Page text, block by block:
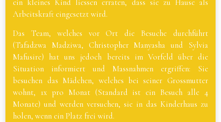
ein kleines Kind liessen erraten, dass sie zu Hause als
Arbeitskraft eingesetzt wird.
Das Team, welches vor Ort die Besuche durchführt
(Tafadzwa Madziwa, Christopher Manyasha und Sylvia
Mafusire) hat uns jedoch bereits im Vorfeld über die
Situation informiert und Massnahmen ergriffen: Sie
besuchen das Mädchen, welches bei seiner Grossmutter
wohnt, 1x pro Monat (Standard ist ein Besuch alle 4
Monate) und werden versuchen, sie in das Kinderhaus zu
holen, wenn ein Platz frei wird.